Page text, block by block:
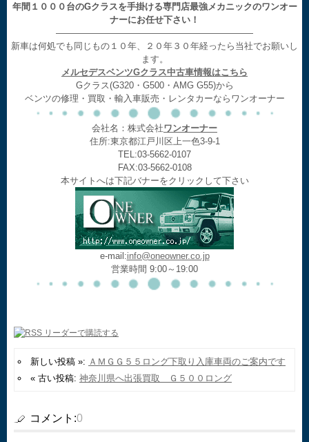
年間１０００台のGクラスを手掛ける専門店最強メカニックのワンオー
ナーにお任せ下さい！
——————————————————————
新車は何処でも同じもの１０年、２０年３０年経ったら当社でお願いし
ます。
メルセデスベンツGクラス中古車情報はこちら
Gクラス(G320・G500・AMG G55)から
ベンツの修理・買取・輸入車販売・レンタカーならワンオーナー
会社名：株式会社ワンオーナー
住所:東京都江戸川区上一色3-9-1
TEL:03-5662-0107
FAX:03-5662-0108
本サイトへは下記バナーをクリックして下さい
e-mail:info@oneowner.co.jp
営業時間 9:00～19:00
新しい投稿 »: ＡＭＧＧ５５ロング下取り入庫車両のご案内です
« 古い投稿: 神奈川県へ出張買取 Ｇ５００ロング
コメント:0